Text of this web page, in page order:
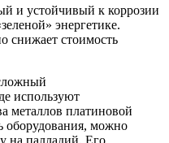
и устойчивый к коррозии
энергетике.
снижает стоимость
используют
металлов платиновой
оборудования, можно
на палладий. Его